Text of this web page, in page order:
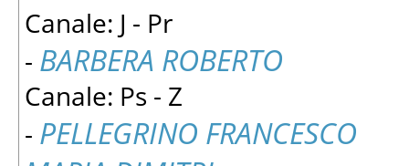
Canale: J - Pr
- BARBERA ROBERTO
Canale: Ps - Z
- PELLEGRINO FRANCESCO